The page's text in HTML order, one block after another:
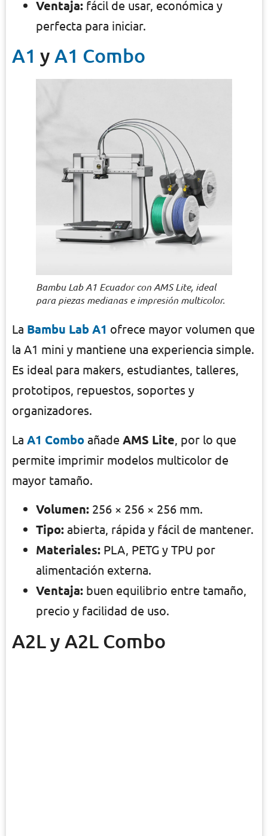
Ventaja: fácil de usar, económica y
perfecta para iniciar.
A1 y A1 Combo
Bambu Lab A1 Ecuador con AMS Lite, ideal
para piezas medianas e impresión multicolor.
La Bambu Lab A1 ofrece mayor volumen que
la A1 mini y mantiene una experiencia simple.
Es ideal para makers, estudiantes, talleres,
prototipos, repuestos, soportes y
organizadores.
La A1 Combo añade AMS Lite , por lo que
permite imprimir modelos multicolor de
mayor tamaño.
Volumen: 256 × 256 × 256 mm.
Tipo: abierta, rápida y fácil de mantener.
Materiales: PLA, PETG y TPU por
alimentación externa.
Ventaja: buen equilibrio entre tamaño,
precio y facilidad de uso.
A2L y A2L Combo